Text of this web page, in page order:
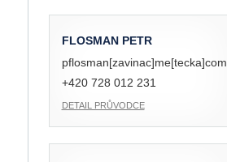
FLOSMAN PETR
pflosman[zavinac]me[tecka]com
+420 728 012 231
DETAIL PRŮVODCE